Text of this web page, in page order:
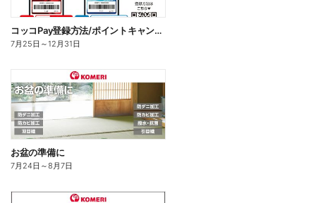
コッコPay登録方法/ポイントキャンペーン応募方法
7月25日 ～12月31日
お盆の準備に
7月24日 ～8月7日